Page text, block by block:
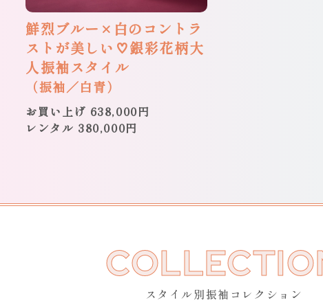
鮮烈ブルー×白のコントラ
ストが美しい♡銀彩花柄大
人振袖スタイル
（振袖／白青）
お買い上げ 638,000円
レンタル 380,000円
スタイル別振袖コレクション